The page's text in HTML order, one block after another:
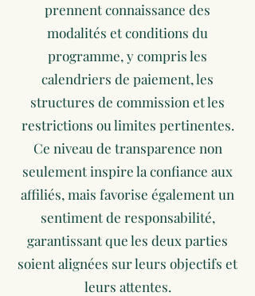
prennent connaissance des
modalités et conditions du
programme, y compris les
calendriers de paiement, les
structures de commission et les
restrictions ou limites pertinentes.
Ce niveau de transparence non
seulement inspire la confiance aux
affiliés, mais favorise également un
sentiment de responsabilité,
garantissant que les deux parties
soient alignées sur leurs objectifs et
leurs attentes.